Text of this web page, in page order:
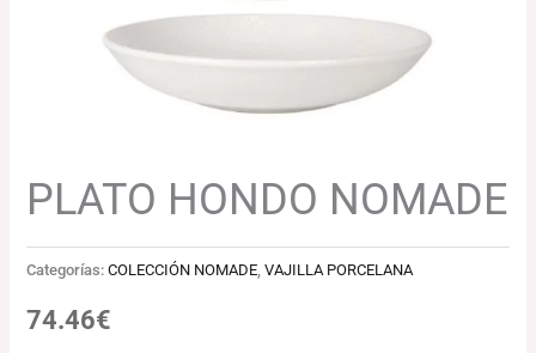
PLATO HONDO NOMADE
Categorías:COLECCIÓN NOMADE ,VAJILLA PORCELANA
74.46€